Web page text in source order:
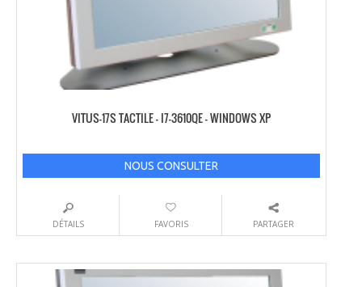
VITUS-17S TACTILE – I7-3610QE – WINDOWS XP
NOUS CONSULTER
DÉTAILS FAVORIS PARTAGER